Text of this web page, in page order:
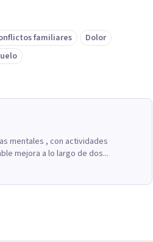
familiares
Dolor
mentales , con actividades
mejora a lo largo de dos...